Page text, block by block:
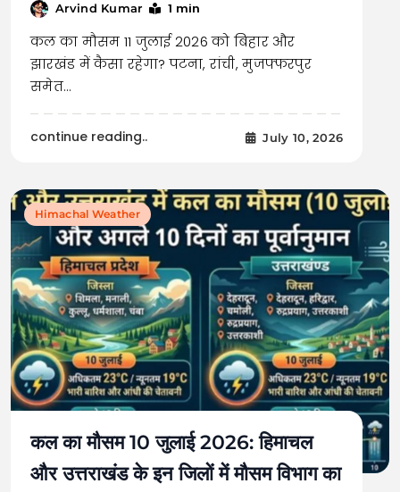
Arvind Kumar 1 min
कल का मौसम 11 जुलाई 2026 को बिहार और
झारखंड में कैसा रहेगा? पटना, रांची, मुजफ्फरपुर
समेत…
continue reading.. July 10, 2026
Himachal Weather
कल का मौसम 10 जुलाई 2026: हिमाचल
और उत्तराखंड के इन जिलों में मौसम विभाग का